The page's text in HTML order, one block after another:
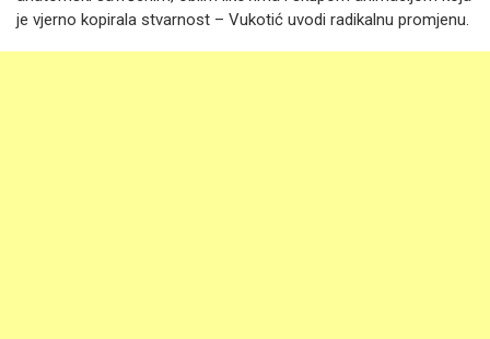
je vjerno kopirala stvarnost – Vukotić uvodi radikalnu promjenu.